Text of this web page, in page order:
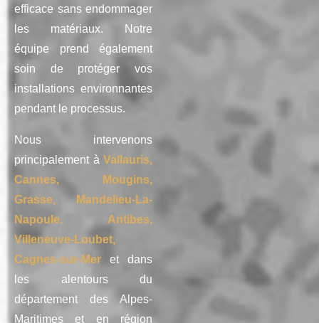
efficace sans endommager
les matériaux. Notre
équipe prend également
soin de protéger vos
installations environnantes
pendant le processus.
Nous intervenons
principalement à Vallauris,
Cannes, Mougins,
Grasse, Mandelieu-La-
Napoule, Antibes,
Villeneuve-Loubet,
Cagnes-sur-Mer et dans
les alentours du
département des Alpes-
Maritimes et en région